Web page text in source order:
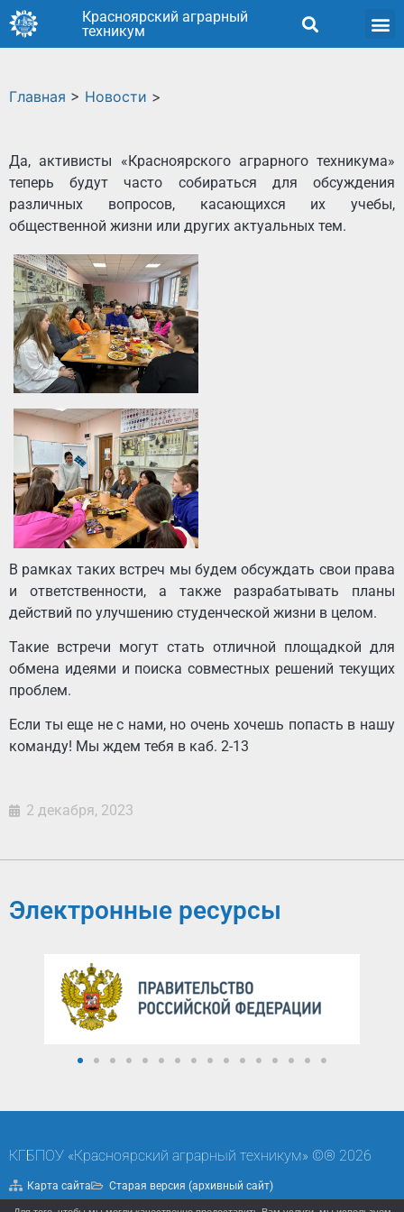
Красноярский аграрный
техникум
Главная > Новости >
Да, активисты «Красноярского аграрного техникума»
теперь будут часто собираться для обсуждения
различных вопросов, касающихся их учебы,
общественной жизни или других актуальных тем.
В рамках таких встреч мы будем обсуждать свои права
и ответственности, а также разрабатывать планы
действий по улучшению студенческой жизни в целом.
Такие встречи могут стать отличной площадкой для
обмена идеями и поиска совместных решений текущих
проблем.
Если ты еще не с нами, но очень хочешь попасть в нашу
команду! Мы ждем тебя в каб. 2-13
2 декабря, 2023
Электронные ресурсы
КГБПОУ «Красноярский аграрный техникум» ©® 2026
Карта сайта Старая версия (архивный сайт)